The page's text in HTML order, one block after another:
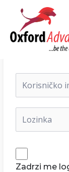
Dobrodošli
Zadrzi me